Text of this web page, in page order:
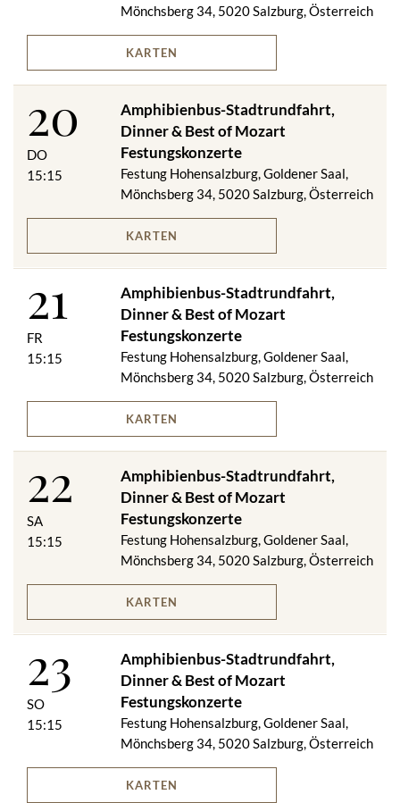
ab 18:00 Uhr Auffahrt mit der Festungsbahn
13:15 Uhr Amphibious Splash Tour (MO, MI, FR, SO)
15:15 Uhr Amphibious Splash Tour (DI, DO, SA)
ab 18:00 Uhr Auffahrt mit der Festungsbahn
18:30 Uhr Dinner im Panorama Restaurant zur Festung
20:30 Uhr Best of Mozart Festungskonzert
JULI, AUGUST
15:15 Uhr Amphibious Splash Tour
ab 18:00 Uhr Auffahrt mit der Festungsbahn
18:30 Uhr Dinner im Panorama Restaurant zur Festung
20:30 Uhr Best of Mozart Festungskonzert
13:15 Uhr Amphibious Splash Tour (MI, FR, SO)
15:15 Uhr Amphibious Splash Tour (DI, DO, SA)
ab 17:30 Uhr Auffahrt mit der Festungsbahn
Hohensalzburg (exkl. Getränke)
20:00 Uhr Best of Mozart Festungskonzert
OKTOBER
13:15 Uhr Amphibious Splash Tour (DI - SO)
ab 17:30 Uhr Auffahrt mit der Festungsbahn
18:00 Uhr Dinner im Panorama Restaurant zur Festung
Hohensalzburg (exkl. Getränke)
Dauer
Amphibienbus-Stadtrundfahrt: ca. 1 Stunde 25 Min. - Konzert:
ca. 1 Stunde 30 Minuten
Änderungen vorbehalten.
Mönchsberg 34, 5020 Salzburg, Österreich
KARTEN
20
DO
15:15
Amphibienbus-Stadtrundfahrt,
Dinner & Best of Mozart
Festungskonzerte
Festung Hohensalzburg, Goldener Saal,
Mönchsberg 34, 5020 Salzburg, Österreich
KARTEN
21
FR
15:15
Amphibienbus-Stadtrundfahrt,
Dinner & Best of Mozart
Festungskonzerte
Festung Hohensalzburg, Goldener Saal,
Mönchsberg 34, 5020 Salzburg, Österreich
KARTEN
22
SA
15:15
Amphibienbus-Stadtrundfahrt,
Dinner & Best of Mozart
Festungskonzerte
Festung Hohensalzburg, Goldener Saal,
Mönchsberg 34, 5020 Salzburg, Österreich
KARTEN
23
SO
15:15
Amphibienbus-Stadtrundfahrt,
Dinner & Best of Mozart
Festungskonzerte
Festung Hohensalzburg, Goldener Saal,
Mönchsberg 34, 5020 Salzburg, Österreich
KARTEN